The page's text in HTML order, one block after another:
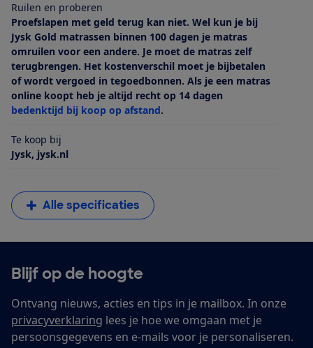
Ruilen en proberen
Proefslapen met geld terug kan niet. Wel kun je bij
Jysk Gold matrassen binnen 100 dagen je matras
omruilen voor een andere. Je moet de matras zelf
terugbrengen. Het kostenverschil moet je bijbetalen
of wordt vergoed in tegoedbonnen. Als je een matras
online koopt heb je altijd recht op 14 dagen
bedenktijd bij koop op afstand.
Te koop bij
Jysk, jysk.nl
Alle specificaties
Blijf op de hoogte
Ontvang nieuws, acties en tips in je mailbox. In onze
privacyverklaring lees je hoe we omgaan met je
persoonsgegevens en e-mails voor je personaliseren.